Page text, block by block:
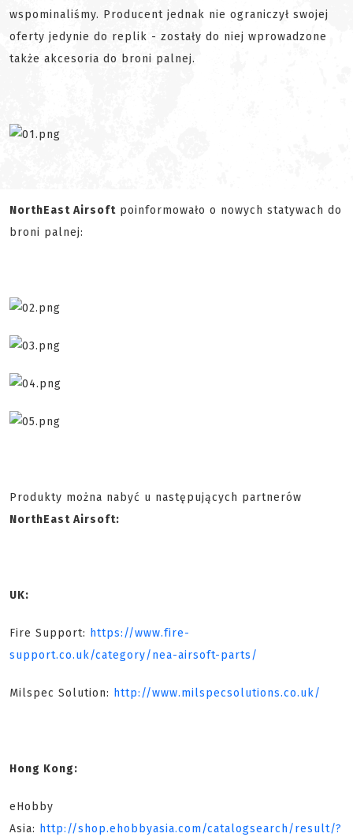
wspominaliśmy. Producent jednak nie ograniczył swojej
oferty jedynie do replik - zostały do niej wprowadzone
także akcesoria do broni palnej.
NorthEast Airsoft poinformowało o nowych statywach do
broni palnej:
Produkty można nabyć u następujących partnerów
NorthEast Airsoft:
UK:
Fire Support: https://www.fire-
support.co.uk/category/nea-airsoft-parts/
Milspec Solution: http://www.milspecsolutions.co.uk/
Hong Kong:
eHobby
Asia: http://shop.ehobbyasia.com/catalogsearch/result/?